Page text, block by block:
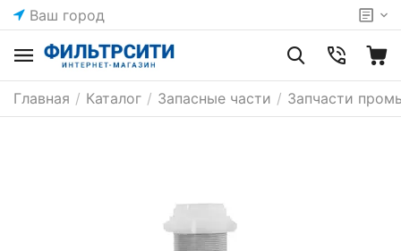
Ваш город
Главная / Каталог / Запасные части / Запчасти